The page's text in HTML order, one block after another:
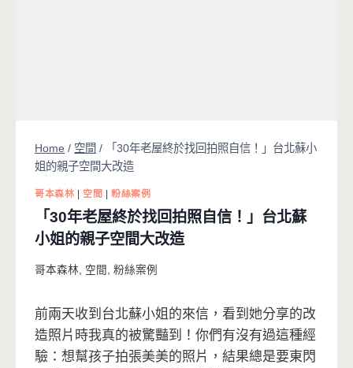
Home / 空間 /
「30年老屋終於找回拍照自信！」台北蘇小
姐的親子空間大改造
哥本森林 空間 |粉絲案例
「30年老屋終於找回拍照自信！」台北蘇
小姐的親子空間大改造
哥本森林 空間 粉絲案例
前兩天收到台北蘇小姐的來信，看到她分享的改
造照片時我真的被驚豔到！你們有沒有過這種經
驗：想幫孩子拍張美美的照片，結果總是要東閃